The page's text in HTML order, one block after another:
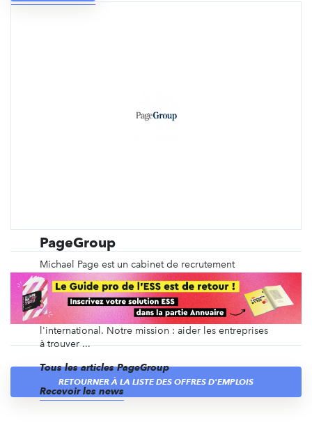
PageGroup
Michael Page est un cabinet de recrutement
spécialisé depuis plus de 40 ans dans le
recrutement en CDI, en intérim, en management de
transition, ainsi que du recrutement de dirigeants et
des recrutements volumiques, en France et à
l'international. Notre mission : aider les entreprises
à trouver ...
Tous les articles PageGroup
Recevoir les news
RETOURNER À LA LISTE DES OFFRES D'EMPLOIS